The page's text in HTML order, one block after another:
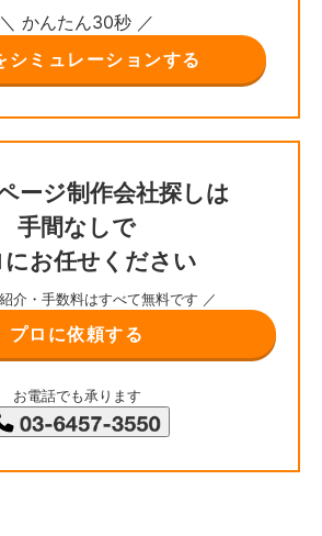
＼ かんたん30秒 ／
シミュレーションする
ージ制作会社探しは
手間なしで
にお任せください
介・手数料はすべて無料です ／
プロに依頼する
お電話でも承ります